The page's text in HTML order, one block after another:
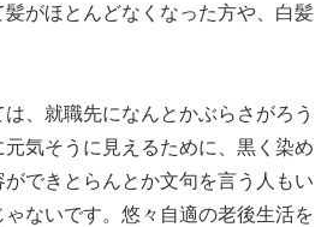
がほとんどなくなった方や、白髪
、就職先になんとかぶらさがろう
気そうに見えるために、黒く染め
できとらんとか文句を言う人もい
ゃないです。悠々自適の老後生活を